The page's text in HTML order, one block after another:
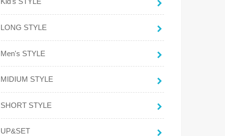
Kid's STYLE
LONG STYLE
Men's STYLE
MIDIUM STYLE
SHORT STYLE
UP&SET